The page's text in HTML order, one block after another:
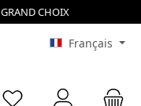
GRAND CHOIX
Français
Vous avez 0 articles